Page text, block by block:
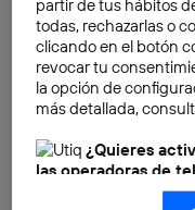
partir de tus hábitos
todas, rechazarlas o
clicando en el botón
revocar tu
la opción de
más detallada,
¿Quieres
las operadoras de
Nosotros, Telefónica